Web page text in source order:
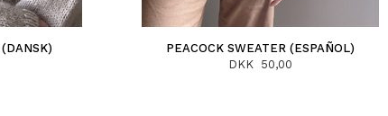
PEACOCK SWEATER (ESPAÑOL)
DKK 50,00